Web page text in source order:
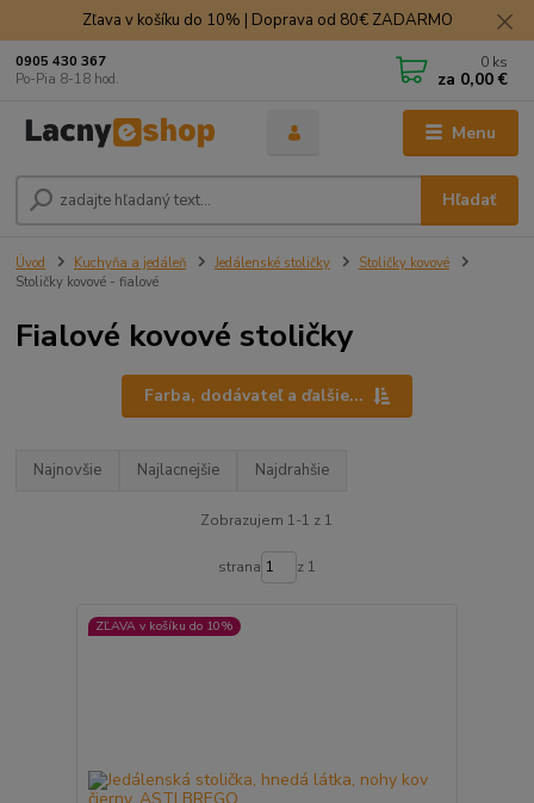
Zľava v košíku do 10% | Doprava od 80€ ZADARMO
Menu
Hľadať
0905 430 367
Po-Pia 8-18 hod.
0 ks
za 0,00 €
Úvod Kuchyňa a jedáleň Jedálenské stoličky
Stoličky kovové
Stoličky kovové - fialové
Fialové kovové stoličky
Farba, dodávateľ a ďalšie...
Najnovšie Najlacnejšie Najdrahšie
Zobrazujem 1-1 z 1
strana z 1
ZĽAVA v košíku do 10%